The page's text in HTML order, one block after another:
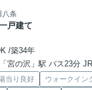
八条
戸建て
/築34年
沢」駅 バス23分 JR北海道バス
当り良好
ウォークイン